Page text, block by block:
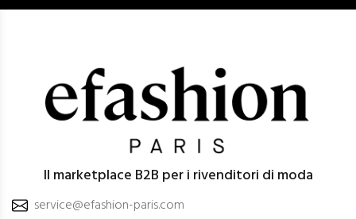
Il marketplace B2B per i rivenditori di moda
service@efashion-paris.com